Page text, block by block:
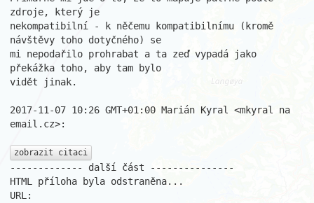
zdroje, který je
nekompatibilní - k něčemu kompatibilnímu (kromě
návštěvy toho dotyčného) se
mi nepodařilo prohrabat a ta zeď vypadá jako
překážka toho, aby tam bylo
vidět jinak.
2017-11-07 10:26 GMT+01:00 Marián Kyral <mkyral na
email.cz>:
zobrazit citaci
------------- další část ---------------
HTML příloha byla odstraněna...
URL: